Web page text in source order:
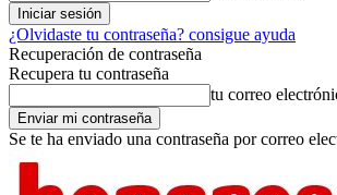
¿Olvidaste tu contraseña? consigue ayuda
Recuperación de contraseña
Recupera tu contraseña
tu correo
Se te ha enviado una contraseña por correo